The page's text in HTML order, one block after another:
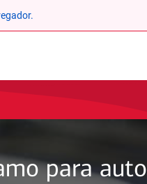
para